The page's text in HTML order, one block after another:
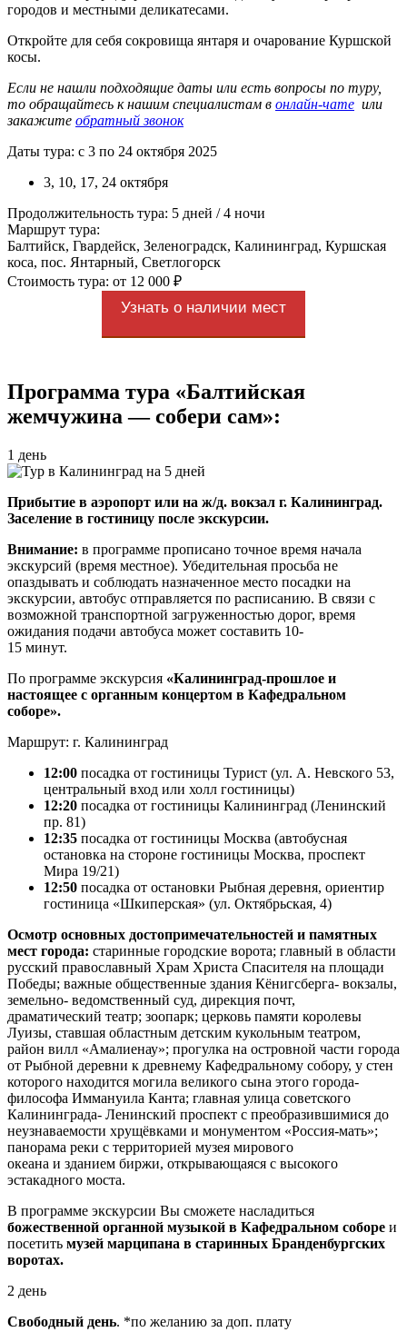
городов и местными деликатесами.
Откройте для себя сокровища янтаря и очарование Куршской
косы.
Если не нашли подходящие даты или есть вопросы по туру,
то обращайтесь к нашим специалистам в онлайн-чате или
закажите обратный звонок
Даты тура: с 3 по 24 октября 2025
3, 10, 17, 24 октября
Продолжительность тура: 5 дней / 4 ночи
Маршрут тура:
Балтийск, Гвардейск, Зеленоградск, Калининград, Куршская
коса, пос. Янтарный, Светлогорск
Стоимость тура: от 12 000 ₽
Узнать о наличии мест
Программа тура «Балтийская
жемчужина — собери сам»:
1 день
Прибытие в аэропорт или на ж/д. вокзал г. Калининград.
Заселение в гостиницу после экскурсии.
Внимание: в программе прописано точное время начала
экскурсий (время местное). Убедительная просьба не
опаздывать и соблюдать назначенное место посадки на
экскурсии, автобус отправляется по расписанию. В связи с
возможной транспортной загруженностью дорог, время
ожидания подачи автобуса может составить 10-
15 минут.
По программе экскурсия «Калининград-прошлое и
настоящее с органным концертом в Кафедральном
соборе».
Маршрут: г. Калининград
12:00 посадка от гостиницы Турист (ул. А. Невского 53,
центральный вход или холл гостиницы)
12:20 посадка от гостиницы Калининград (Ленинский
пр. 81)
12:35 посадка от гостиницы Москва (автобусная
остановка на стороне гостиницы Москва, проспект
Мира 19/21)
12:50 посадка от остановки Рыбная деревня, ориентир
гостиница «Шкиперская» (ул. Октябрьская, 4)
Осмотр основных достопримечательностей и памятных
мест города: старинные городские ворота; главный в области
русский православный Храм Христа Спасителя на площади
Победы; важные общественные здания Кёнигсберга- вокзалы,
земельно- ведомственный суд, дирекция почт,
драматический театр; зоопарк; церковь памяти королевы
Луизы, ставшая областным детским кукольным театром,
район вилл «Амалиенау»; прогулка на островной части города
от Рыбной деревни к древнему Кафедральному собору, у стен
которого находится могила великого сына этого города-
философа Иммануила Канта; главная улица советского
Калининграда- Ленинский проспект с преобразившимися до
неузнаваемости хрущёвками и монументом «Россия-мать»;
панорама реки с территорией музея мирового
океана и зданием биржи, открывающаяся с высокого
эстакадного моста.
В программе экскурсии Вы сможете насладиться
божественной органной музыкой в Кафедральном соборе и
посетить музей марципана в старинных Бранденбургских
воротах.
2 день
Свободный день. *по желанию за доп. плату